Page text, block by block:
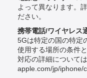
よって異なります。
ださい。
携帯電話/ワイヤレス
5Gは特定の国の特定
使用する場所の条件
対応の詳細について
apple.com/jp/iphone/